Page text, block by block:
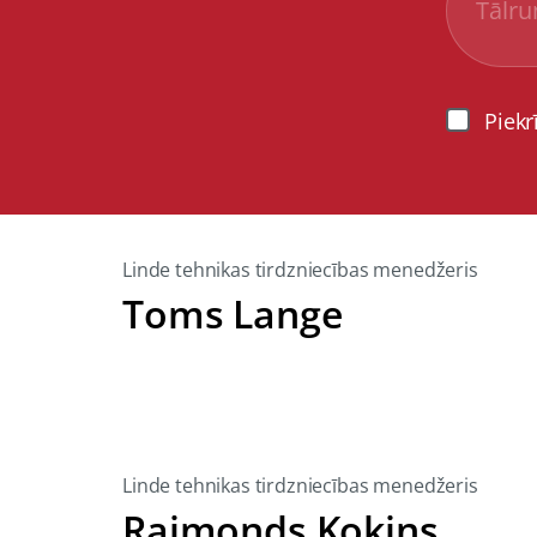
Linde tehnikas tirdzniecības menedžeris
Toms Lange
Linde tehnikas tirdzniecības menedžeris